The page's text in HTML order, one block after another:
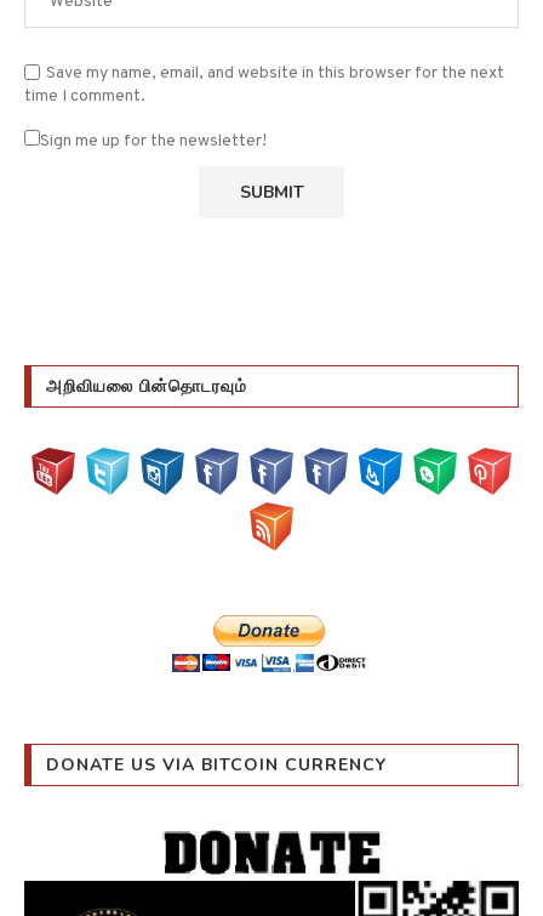
Save my name, email, and website in this browser for the next
time I comment.
Sign me up for the newsletter!
அறிவியலை பின்தொடரவும்
DONATE US VIA BITCOIN CURRENCY